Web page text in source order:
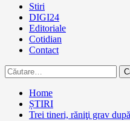
Primary
Menu
Stiri
DIGI24
Editoriale
Cotidian
Contact
Caută
după:
Home
ȘTIRI
Trei tineri, răniţi grav